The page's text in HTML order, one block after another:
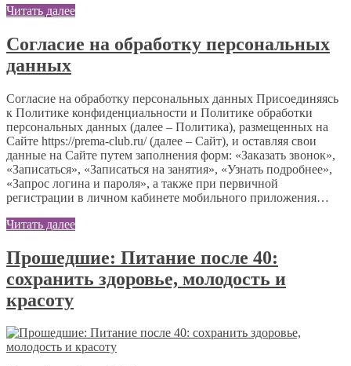
Читать далее
Согласие на обработку персональных
данных
Согласие на обработку персональных данных Присоединяясь
к Политике конфиденциальности и Политике обработки
персональных данных (далее – Политика), размещенных на
Сайте https://prema-club.ru/ (далее – Сайт), и оставляя свои
данные на Сайте путем заполнения форм: «Заказать звонок»,
«Записаться», «Записаться на занятия», «Узнать подробнее»,
«Запрос логина и пароля», а также при первичной
регистрации в личном кабинете мобильного приложения…
Читать далее
Прошедшие: Питание после 40:
сохранить здоровье, молодость и
красоту